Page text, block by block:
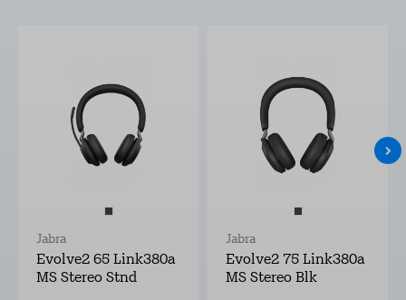
Jabra
Evolve2 65 Link380a
MS Stereo Stnd
Jabra
Evolve2 75 Link380a
MS Stereo Blk